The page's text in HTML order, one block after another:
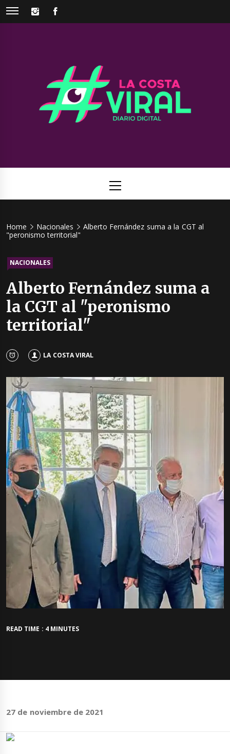
Skip
INSTAGRAM
Viral
Menu
Home Nacionales
Alberto Fernández suma a la CGT al
"peronismo territorial"
NACIONALES
Alberto Fernández suma a
la CGT al "peronismo
territorial"
LA COSTA VIRAL
READ TIME : 4 MINUTES
27 de noviembre de 2021